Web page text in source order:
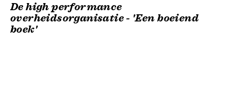
De high performance
overheidsorganisatie - 'Een boeiend
boek'